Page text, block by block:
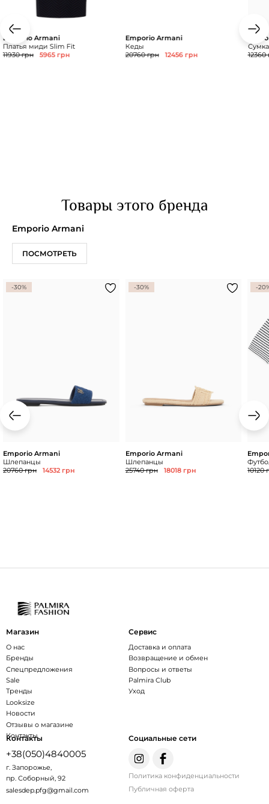
Emporio Armani
Платья миди Slim Fit
11930 грн
5965 грн
Emporio Armani
Кеды
20760 грн
12456 грн
12360
Товары этого бренда
Emporio Armani
ПОСМОТРЕТЬ
-30%
Emporio Armani
Шлепанцы
20760 грн
14532 грн
-30%
Emporio Armani
Шлепанцы
25740 грн
18018 грн
-
10120
Магазин
О нас
Бренды
Спецпредложения
Sale
Тренды
Looksize
Новости
Отзывы о магазине
Контакты
Сервис
Доставка и оплата
Возвращение и обмен
Вопросы и ответы
Palmira Club
Уход
Контакты
+38(050)4840005
г. Запорожье,
пр. Соборный, 92
salesdep.pfg@gmail.com
Социальные сети
Политика конфиденциальности
Публичная оферта